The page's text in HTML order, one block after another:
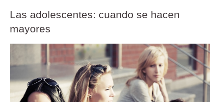
Las adolescentes: cuando se hacen
mayores